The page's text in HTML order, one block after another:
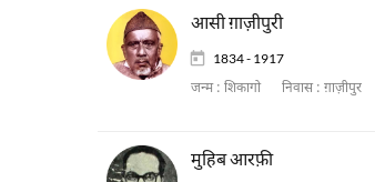
आसी ग़ाज़ीपुरी
1834 - 1917
जन्म : शिकागो निवास : ग़ाज़ीपुर
मुहिब आरफ़ी